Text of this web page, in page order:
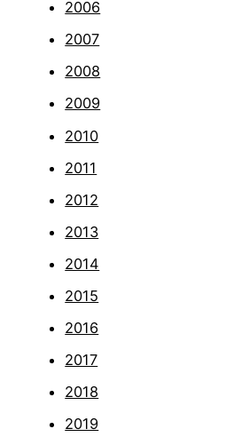
2006
2007
2008
2009
2010
2011
2012
2013
2014
2015
2016
2017
2018
2019